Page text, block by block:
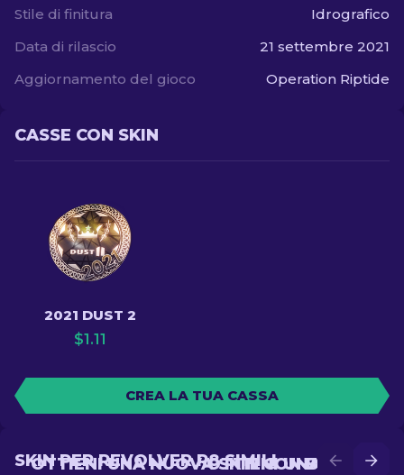
Stile di finitura
Idrografico
Data di rilascio
21 settembre 2021
Aggiornamento del gioco
Operation Riptide
CASSE CON SKIN
2021 DUST 2
$1.11
CREA LA TUA CASSA
OTTIENI UNA SKIN
OTTIENI UNA NUOVA SKIN CON BATTLE
SKIN PER REVOLVER R8 SIMILI